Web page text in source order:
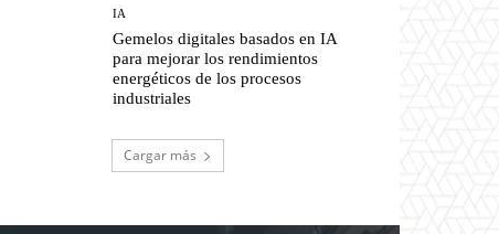
IA
Gemelos digitales basados en IA
para mejorar los rendimientos
energéticos de los procesos
industriales
Cargar más